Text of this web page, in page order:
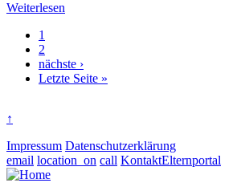
Weiterlesen
Seitennummerierung
Aktuelle
Seite
1
Page
2
Nächste
Seite
nächste ›
Letzte
Letzte Seite »
↑
Impressum Datenschutzerklärung
email location_on call KontaktElternportal